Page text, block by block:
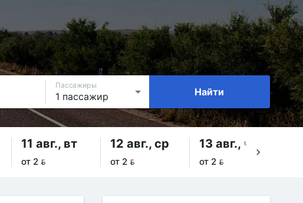
Пассажиры
Найти
11 авг., вт
от 2 
12 авг., ср
от 2 
13 авг., чт
от 2 